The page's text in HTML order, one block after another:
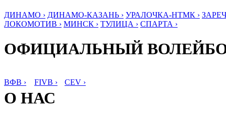
ДИНАМО › ДИНАМО-КАЗАНЬ › УРАЛОЧКА-НТМК ›
ЛОКОМОТИВ › МИНСК › ТУЛИЦА › СПАРТА ›
ОФИЦИАЛЬНЫЙ
ВФВ › FIVB › CEV ›
О НАС